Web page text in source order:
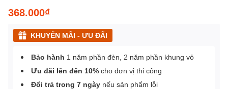
368.000₫
KHUYẾN MÃI - ƯU ĐÃI
Bảo hành 1 năm phần đèn, 2 năm phần khung vỏ
Ưu đãi lên đến 10% cho đơn vị thi công
Đổi trả trong 7 ngày nếu sản phẩm lỗi